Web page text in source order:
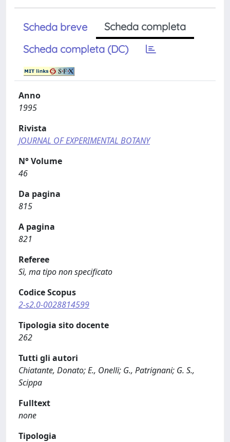
Scheda breve
Scheda completa
Scheda completa (DC)
Anno
1995
Rivista
JOURNAL OF EXPERIMENTAL BOTANY
N° Volume
46
Da pagina
815
A pagina
821
Referee
Sì, ma tipo non specificato
Codice Scopus
2-s2.0-0028814599
Tipologia sito docente
262
Tutti gli autori
Chiatante, Donato; E., Onelli; G., Patrignani; G. S.,
Scippa
Fulltext
none
Tipologia